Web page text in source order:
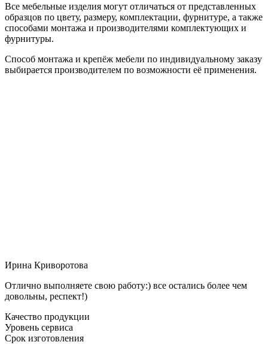
Все мебельные изделия могут отличаться от представленных
образцов по цвету, размеру, комплектации, фурнитуре, а также
способами монтажа и производителями комплектующих и
фурнитуры.
Способ монтажа и крепёж мебели по индивидуальному заказу
выбирается производителем по возможности её применения.
Ирина Криворотова
Отлично выполняете свою работу:) все остались более чем
довольны, респект!)
Качество продукции
Уровень сервиса
Срок изготовления